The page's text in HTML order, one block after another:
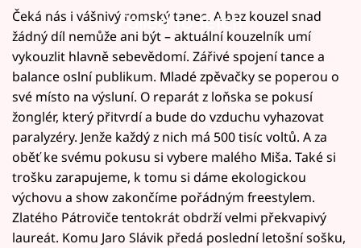
Failed to fetch
Čeká nás i vášnivý romský tanec. A bez kouzel snad
žádný díl nemůže ani být – aktuální kouzelník umí
vykouzlit hlavně sebevědomí. Zářivé spojení tance a
balance oslní publikum. Mladé zpěvačky se poperou o
své místo na výsluní. O reparát z loňska se pokusí
žonglér, který přitvrdí a bude do vzduchu vyhazovat
paralyzéry. Jenže každý z nich má 500 tisíc voltů. A za
oběť ke svému pokusu si vybere malého Miša. Také si
trošku zarapujeme, k tomu si dáme ekologickou
výchovu a show zakončíme pořádným freestylem.
Zlatého Pátroviče tentokrát obdrží velmi překvapivý
laureát. Komu Jaro Slávik předá poslední letošní sošku,